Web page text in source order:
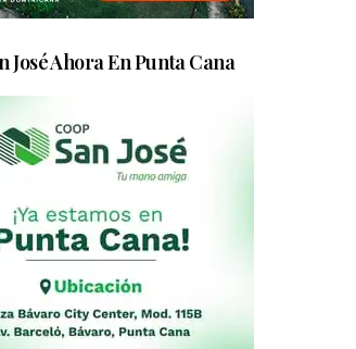
José Ahora En Punta Cana